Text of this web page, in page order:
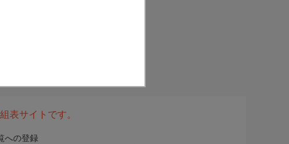
表サイトです。
への登録